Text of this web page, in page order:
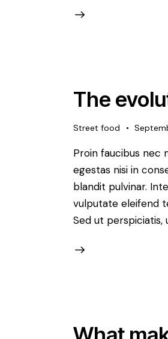
The
Street food
Proin faucibus nec
egestas nisi in
blandit pulvinar.
vulputate eleifend
Sed ut perspiciatis,